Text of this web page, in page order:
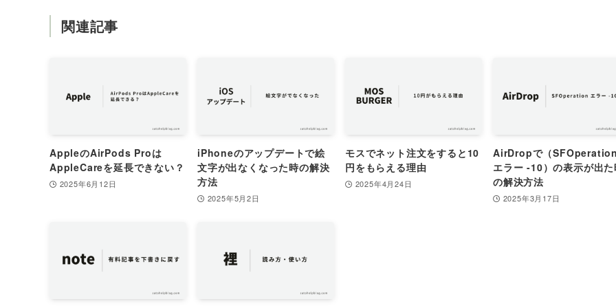
関連記事
AppleのAirPods Proは
AppleCareを延長できない？
2025年6月12日
iPhoneのアップデートで絵
文字が出なくなった時の解決
方法
2025年5月2日
モスでネット注文をすると10
円をもらえる理由
2025年4月24日
AirDropで（
エラー -10）の表示が出
の解決方法
2025年3月17日